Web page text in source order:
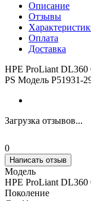
Описание
Отзывы
Оплата
Доставка
HPE ProLiant DL360
PS Модель P51931-
Загрузка отзывов...
0
Написать отзыв
Модель
HPE ProLiant DL360
Поколение